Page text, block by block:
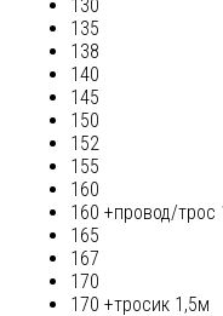
130
135
138
140
145
150
152
155
160
160 +провод/трос
165
167
170
170 +тросик 1,5м